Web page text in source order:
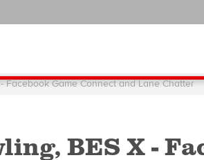
Facebook Game Connect and Lane Chatter
BES X -